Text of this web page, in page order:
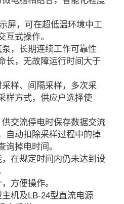
屏，可在超低温环境中工
互式操作。
，长期连续工作可靠性
长，无故障运行时间大于
样、间隔采样，多次采
样方式，供应户选择使
交流停电时保存数据交流
自动扣除采样过程中的掉
询掉电时间。
在规定时间内仍未达到设
方便操作。
机及LB-24型直流电源